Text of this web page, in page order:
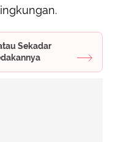
Sekadar